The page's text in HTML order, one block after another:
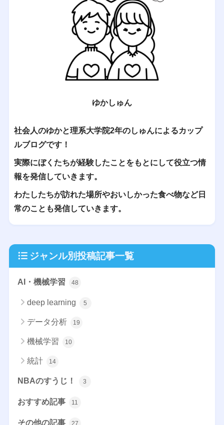
ゆかしゅん
社会人のゆかと理系大学院2年のしゅんによるカップ
ルブログです！
実際にぼくたちが経験したことをもとにして役立つ情
報を発信していきます。
わたしたちが訪れた場所やおいしかった食べ物など日
常のことも発信していきます。
ジャンル別投稿記事一覧
AI・機械学習 48
deep learning 5
データ分析 19
機械学習 10
統計 14
NBAのすうじ！ 3
おすすめ記事 11
その他の記事 27